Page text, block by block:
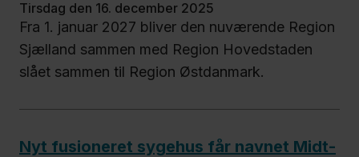
tirsdag den 16. december 2025
Fra 1. januar 2027 bliver den nuværende Region
Sjælland sammen med Region Hovedstaden
slået sammen til Region Østdanmark.
Nyt fusioneret sygehus får navnet Midt-